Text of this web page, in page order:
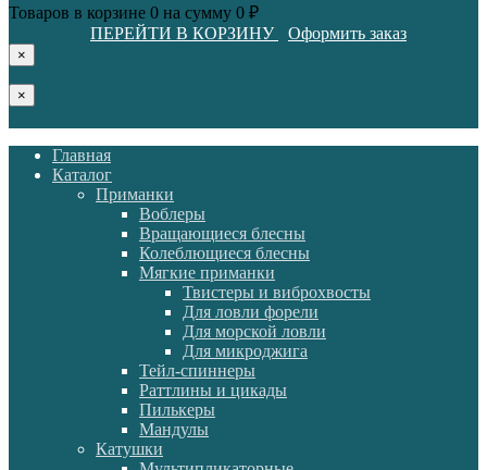
Товаров в корзине 0 на сумму 0 ₽
ПЕРЕЙТИ В КОРЗИНУ
Оформить заказ
×
×
Главная
Каталог
Приманки
Воблеры
Вращающиеся блесны
Колеблющиеся блесны
Мягкие приманки
Твистеры и виброхвосты
Для ловли форели
Для морской ловли
Для микроджига
Тейл-спиннеры
Раттлины и цикады
Пилькеры
Мандулы
Катушки